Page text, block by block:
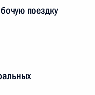
поездку